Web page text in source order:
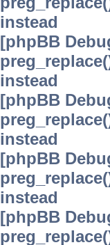
instead
[phpBB
instead
[phpBB
instead
[phpBB
instead
[phpBB